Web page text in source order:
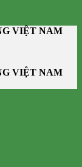
VIỆT NAM
VIỆT NAM